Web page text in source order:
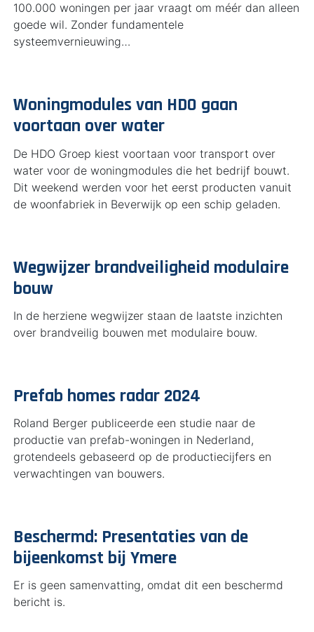
100.000 woningen per jaar vraagt om méér dan alleen
goede wil. Zonder fundamentele
systeemvernieuwing…
Woningmodules van HDO gaan
voortaan over water
De HDO Groep kiest voortaan voor transport over
water voor de woningmodules die het bedrijf bouwt.
Dit weekend werden voor het eerst producten vanuit
de woonfabriek in Beverwijk op een schip geladen.
Wegwijzer brandveiligheid modulaire
bouw
In de herziene wegwijzer staan de laatste inzichten
over brandveilig bouwen met modulaire bouw.
Prefab homes radar 2024
Roland Berger publiceerde een studie naar de
productie van prefab-woningen in Nederland,
grotendeels gebaseerd op de productiecijfers en
verwachtingen van bouwers.
Beschermd: Presentaties van de
bijeenkomst bij Ymere
Er is geen samenvatting, omdat dit een beschermd
bericht is.